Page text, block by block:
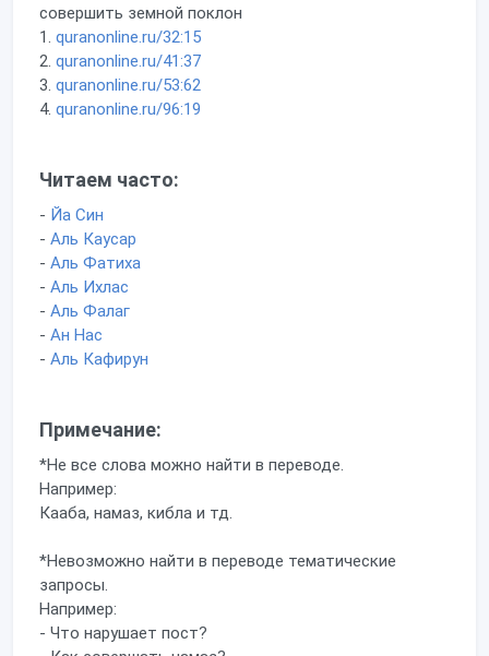
совершить земной поклон
1. quranonline.ru/32:15
2. quranonline.ru/41:37
3. quranonline.ru/53:62
4. quranonline.ru/96:19
Читаем часто:
- Йа Син
- Аль Каусар
- Аль Фатиха
- Аль Ихлас
- Аль Фалаг
- Ан Нас
- Аль Кафирун
Примечание:
*Не все слова можно найти в переводе.
Например:
Кааба, намаз, кибла и тд.
*Невозможно найти в переводе тематические
запросы.
Например:
- Что нарушает пост?